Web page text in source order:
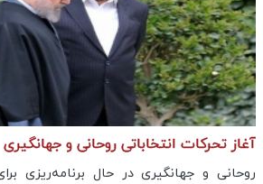
آغاز تحرکات انتخاباتی روحانی و جهانگیری
روحانی و جهانگیری در حال برنامه‌ریزی